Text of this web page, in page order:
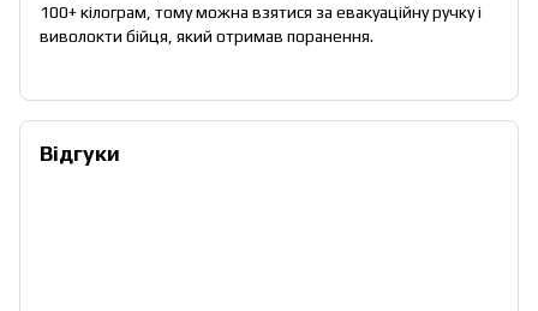
100+ кілограм, тому можна взятися за евакуаційну ручку і
виволокти бійця, який отримав поранення.
Відгуки